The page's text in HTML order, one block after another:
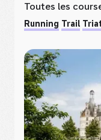
Toutes les
Running Trail